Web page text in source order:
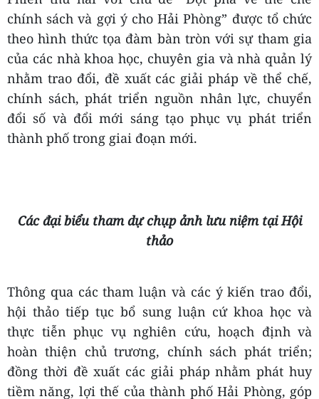
chính sách và gợi ý cho Hải Phòng” được tổ chức
theo hình thức tọa đàm bàn tròn với sự tham gia
của các nhà khoa học, chuyên gia và nhà quản lý
nhằm trao đổi, đề xuất các giải pháp về thể chế,
chính sách, phát triển nguồn nhân lực, chuyển
đổi số và đổi mới sáng tạo phục vụ phát triển
thành phố trong giai đoạn mới.